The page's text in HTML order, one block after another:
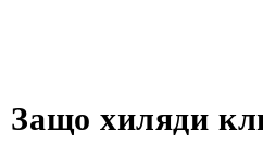
Защо хиляди